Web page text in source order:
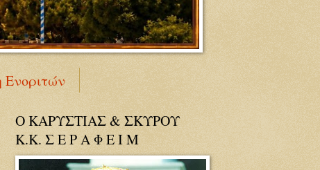
Ο ΚΑΡΥΣΤΙΑΣ & ΣΚΥΡΟΥ
Κ.Κ. Σ Ε Ρ Α Φ Ε Ι Μ